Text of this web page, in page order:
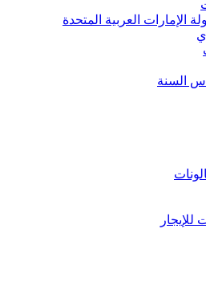
الإمارات العربية المتحدة
السنة